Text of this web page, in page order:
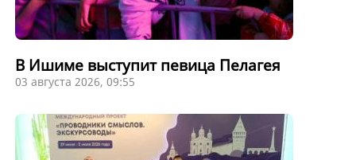
В Ишиме выступит певица Пелагея
03 августа 2026, 09:55